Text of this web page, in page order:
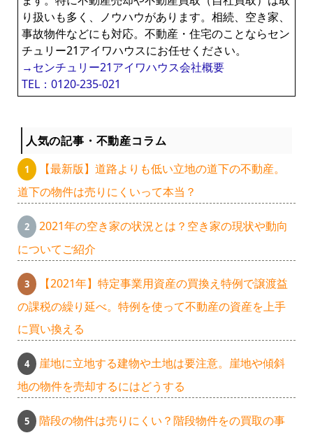
り扱いも多く、ノウハウがあります。相続、空き家、
事故物件などにも対応。不動産・住宅のことならセン
チュリー21アイワハウスにお任せください。
→センチュリー21アイワハウス会社概要
TEL：0120-235-021
人気の記事・不動産コラム
【最新版】道路よりも低い立地の道下の不動産。
道下の物件は売りにくいって本当？
2021年の空き家の状況とは？空き家の現状や動向
についてご紹介
【2021年】特定事業用資産の買換え特例で譲渡益
の課税の繰り延べ。特例を使って不動産の資産を上手
に買い換える
崖地に立地する建物や土地は要注意。崖地や傾斜
地の物件を売却するにはどうする
階段の物件は売りにくい？階段物件をの買取の事